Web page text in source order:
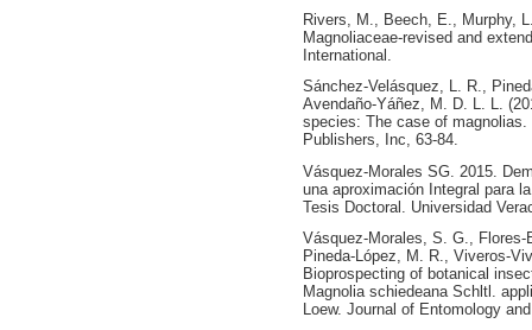
Rivers, M., Beech, E., Murphy,
Magnoliaceae-revised and
International.
Sánchez-Velásquez, L. R.,
Avendaño-Yáñez, M. D. L. L.
species: The case of
Publishers, Inc, 63-84.
Vásquez-Morales SG. 2015.
una aproximación Integral para
Tesis Doctoral. Universidad
Vásquez-Morales, S. G.,
Pineda-López, M. R., Viveros-
Bioprospecting of botanical
Magnolia schiedeana Schltl.
Loew. Journal of Entomology